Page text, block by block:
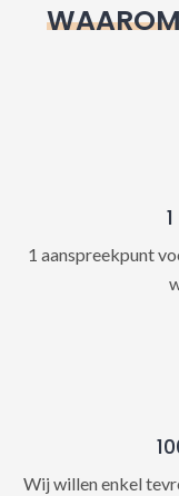
1 aanspreekpunt
Wij willen enkel